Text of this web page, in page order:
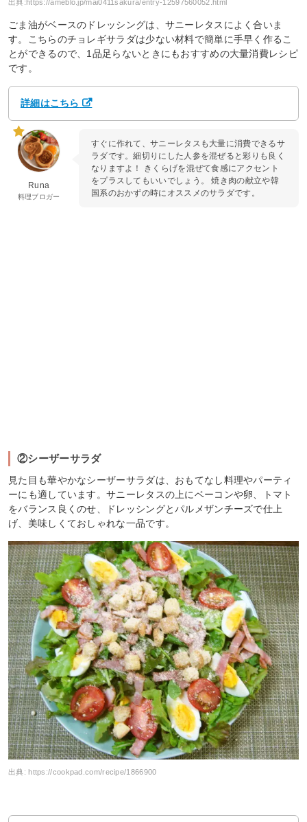
出典: https://ameblo.jp/mai0411sakura/entry-12597560052.html
ごま油がベースのドレッシングは、サニーレタスによく合いま
す。こちらのチョレギサラダは少ない材料で簡単に手早く作るこ
とができるので、1品足らないときにもおすすめの大量消費レシピ
です。
詳細はこちら
Runa
料理ブロガー
すぐに作れて、サニーレタスも大量に消費できるサ
ラダです。細切りにした人参を混ぜると彩りも良く
なりますよ！ きくらげを混ぜて食感にアクセント
をプラスしてもいいでしょう。 焼き肉の献立や韓
国系のおかずの時にオススメのサラダです。
②シーザーサラダ
見た目も華やかなシーザーサラダは、おもてなし料理やパーティ
ーにも適しています。サニーレタスの上にベーコンや卵、トマト
をバランス良くのせ、ドレッシングとパルメザンチーズで仕上
げ、美味しくておしゃれな一品です。
出典: https://cookpad.com/recipe/1866900